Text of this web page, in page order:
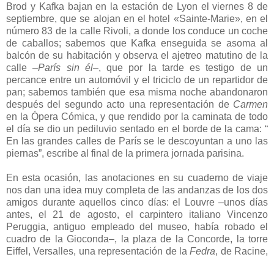
Brod y Kafka bajan en la estación de Lyon el viernes 8 de
septiembre, que se alojan en el hotel «Sainte-Marie», en el
número 83 de la calle Rivoli, a donde los conduce un coche
de caballos; sabemos que Kafka enseguida se asoma al
balcón de su habitación y observa el ajetreo matutino de la
calle ‒París sin él‒, que por la tarde es testigo de un
percance entre un automóvil y el triciclo de un repartidor de
pan; sabemos también que esa misma noche abandonaron
después del segundo acto una representación de Carmen
en la Ópera Cómica, y que rendido por la caminata de todo
el día se dio un pediluvio sentado en el borde de la cama: “
En las grandes calles de París se le descoyuntan a uno las
piernas”, escribe al final de la primera jornada parisina.
En esta ocasión, las anotaciones en su cuaderno de viaje
nos dan una idea muy completa de las andanzas de los dos
amigos durante aquellos cinco días: el Louvre ‒unos días
antes, el 21 de agosto, el carpintero italiano Vincenzo
Peruggia, antiguo empleado del museo, había robado el
cuadro de la Gioconda‒, la plaza de la Concorde, la torre
Eiffel, Versalles, una representación de laFedra, de Racine,